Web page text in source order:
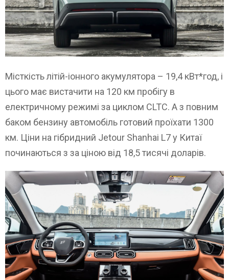
Місткість літій-іонного акумулятора – 19,4 кВт*год, і
цього має вистачити на 120 км пробігу в
електричному режимі за циклом CLTC. А з повним
баком бензину автомобіль готовий проїхати 1300
км. Ціни на гібридний Jetour Shanhai L7 у Китаї
починаються з за ціною від 18,5 тисячі доларів.